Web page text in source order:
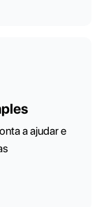
a ajudar e